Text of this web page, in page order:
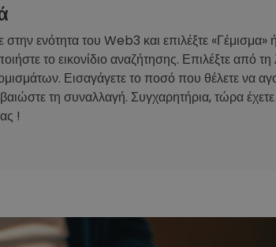
στην ενότητα του Web3 και επιλέξτε «Γέμισμα» ή
το εικονίδιο αναζήτησης. Επιλέξτε από
Εισαγάγετε το ποσό που θέλετε να
τη συναλλαγή. Συγχαρητήρια, τώρα
!